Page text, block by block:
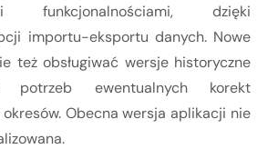
funkcjonalnościami, dzięki
importu-eksportu danych. Nowe
też obsługiwać wersje historyczne
potrzeb ewentualnych korekt
Obecna wersja aplikacji nie